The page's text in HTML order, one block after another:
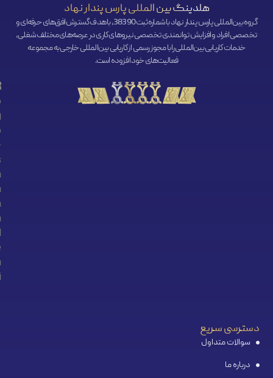
هلدینگ بین المللی پارس پندار نهاد
گروه بین‌المللی پارس پندار نهاد با شماره ثبت 38390، با هدف گسترش افق‌‌های حرفه‌ای و
تخصصی افراد و افزایش توانمندی تخصصی نیروهای کاری در عرصه‌های مختلف شغلی،
خدمات کاریابی بین‌المللی را با مجوز رسمی از کاریابی بین‌المللی خارجی به مجموعه
فعالیت‌های خود افزوده است.
دسترسی سریع
سوالات متداول
درباره ما